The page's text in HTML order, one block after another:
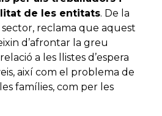
de les entitats. De la
reclama que aquest
d’afrontar la greu
a les llistes d’espera
així com el problema de
famílies, com per les